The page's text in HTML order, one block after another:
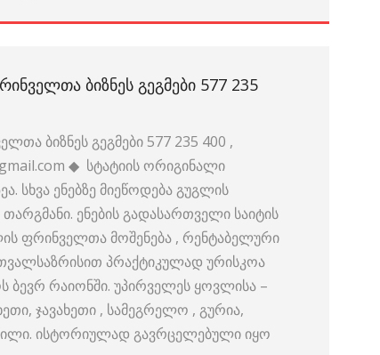
ᲑᲘᲖᲜᲔᲡ ᲒᲔᲒᲛᲔᲑᲘ 577 235
ბიზნეს გეგმები 577 235 400 ,
◆ სტატიის ორიგინალი
სხვა ენებზე მიეწოდება გუგლის
ენების გადასართველი საიტის
ფრინველთა მოშენება , რენტაბელური
პრაქტიკულად ურისკოა
ბევრ რაიონში. უპირველეს ყოვლისა –
ჯავახეთი , სამეგრელო , გურია,
ისტორიულად გავრცელებული იყო